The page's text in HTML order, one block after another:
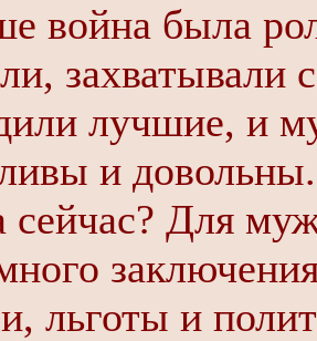
война была
лучшие, и
и
сейчас? Для
льготы и